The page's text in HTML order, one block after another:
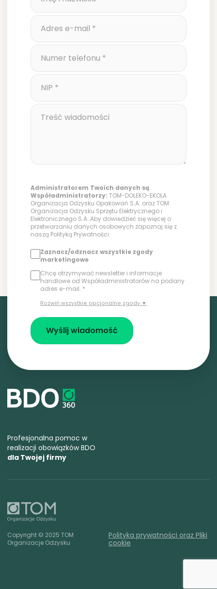
Administratorem Twoich danych są
Współadministratorzy: TOM-DOLEKO-EKOLA
Organizacja Odzysku Opakowań S.A. oraz TOM
Organizacja Odzysku Sprzętu Elektrycznego i
Elektronicznego S.A. Aby dowiedzieć się więcej o
przetwarzaniu danych osobowych zapoznaj się z
naszą Polityką Prywatności.
Zaznacz/odznacz wszystkie zgody
marketingowe
Chcę otrzymywać newsletter i informacje
handlowe od Współadministratorów na podany
adres e-mail. *
Rozwiń wszystkie opcjonalne zgody ▼
Profesjonalna pomoc w
realizacji obowiązków BDO
dla Twojej firmy
Copyright © 2025 TOM
Organizacje Odzysku
Polityka prywatności oraz Pliki
cookie